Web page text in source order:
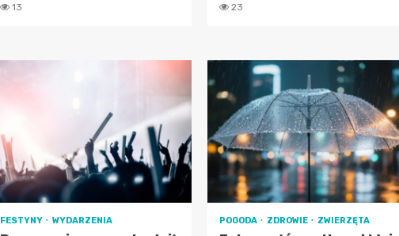
13
23
FESTYNY WYDARZENIA POGODA ZDROWIE ZWIERZĘTA